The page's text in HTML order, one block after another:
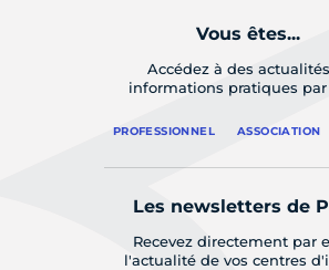
Vous êtes...
Accédez à des
informations pratiques
PROFESSIONNEL ASSOCIATION
Les newsletters de
Recevez directement par
l'actualité de vos centres